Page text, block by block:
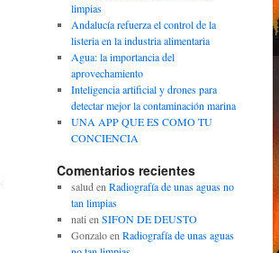
limpias
Andalucía refuerza el control de la
listeria en la industria alimentaria
Agua: la importancia del
aprovechamiento
Inteligencia artificial y drones para
detectar mejor la contaminación marina
UNA APP QUE ES COMO TU
CONCIENCIA
Comentarios recientes
salud en Radiografía de unas aguas no
tan limpias
nati en SIFON DE DEUSTO
Gonzaloen Radiografía de unas aguas